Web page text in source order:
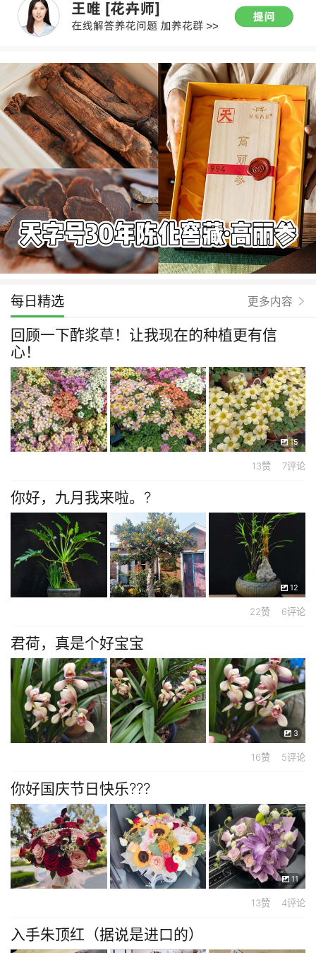
每日精选 更多内容
回顾一下酢浆草！让我现在的种植更有信
心！
15
13赞 7评论
你好，九月我来啦。?
12
22赞 6评论
君荷，真是个好宝宝
3
16赞 5评论
你好国庆节日快乐???
11
13赞 4评论
入手朱顶红（据说是进口的）